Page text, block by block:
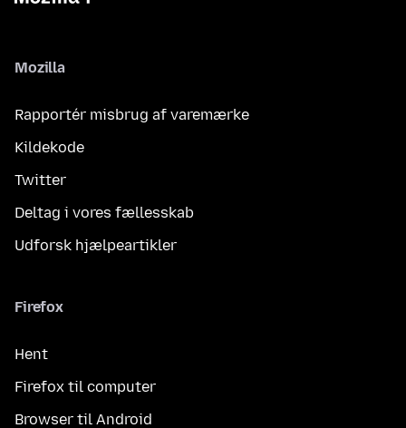
Mozilla
Rapportér misbrug af varemærke
Kildekode
Twitter
Deltag i vores fællesskab
Udforsk hjælpeartikler
Firefox
Hent
Firefox til computer
Browser til Android